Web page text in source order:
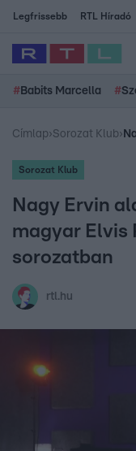
Legfrissebb RTL Híradó
# Babits Marcella #
Címlap›Sorozat Klub›
Sorozat Klub
Nagy Ervin
magyar Elvis
sorozatban
rtl.hu